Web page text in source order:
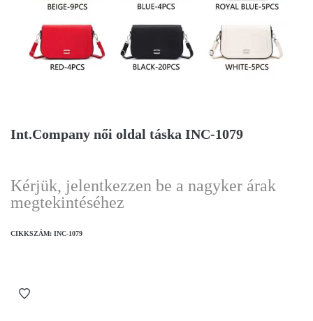
Int.Company női oldal táska INC-1079
Kérjük, jelentkezzen be a nagyker árak
megtekintéséhez
CIKKSZÁM: INC-1079